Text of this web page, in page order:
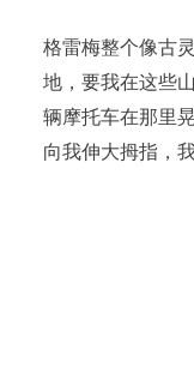
格雷梅整个像古
地，要我在这些
辆摩托车在那里
向我伸大拇指，